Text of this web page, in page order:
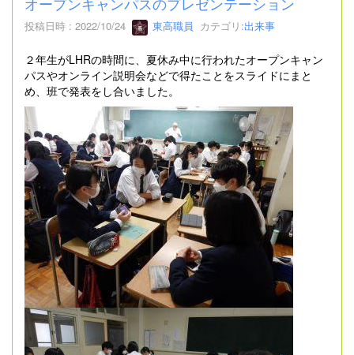
投稿日時 : 2022/10/24 東高職員 カテゴリ:出来事
２年生がLHRの時間に、夏休み中に行われたオープンキャン
パスやオンライン説明会などで得たことをスライドにまと
め、班で発表をし合いました。